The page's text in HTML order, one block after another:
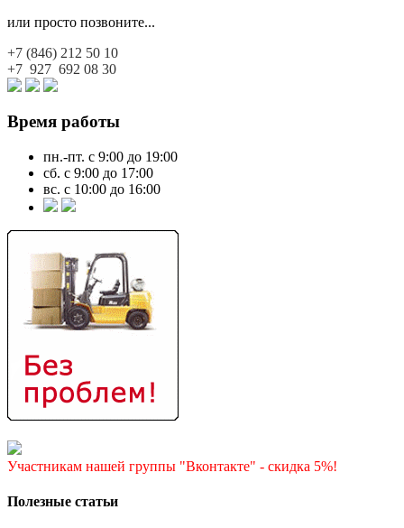
или просто позвоните...
+7 (846) 212 50 10
+7 927 692 08 30
Время работы
пн.-пт. с 9:00 до 19:00
сб. с 9:00 до 17:00
вс. с 10:00 до 16:00
Участникам нашей группы "Вконтакте" - скидка 5%!
Полезные статьи